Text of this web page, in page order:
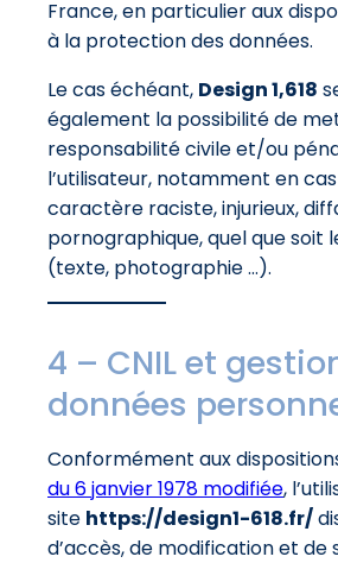
France, en particulier aux
à la protection des données.
Le cas échéant, Design 1,618
également la possibilité de
responsabilité civile et/ou
l’utilisateur, notamment en
caractère raciste, injurieux,
pornographique, quel que soit
(texte, photographie …).
4 – CNIL et
données
Conformément aux
du 6 janvier 1978 modifiée,
site https://design1-618.fr/
d’accès, de modification et de